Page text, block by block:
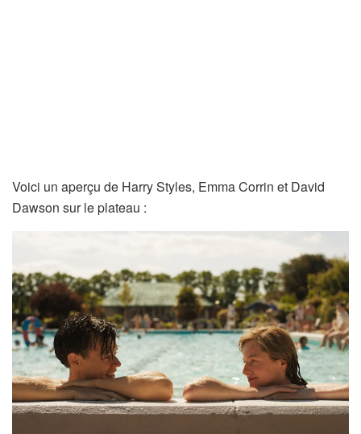
Voici un aperçu de Harry Styles, Emma Corrin et David
Dawson sur le plateau :